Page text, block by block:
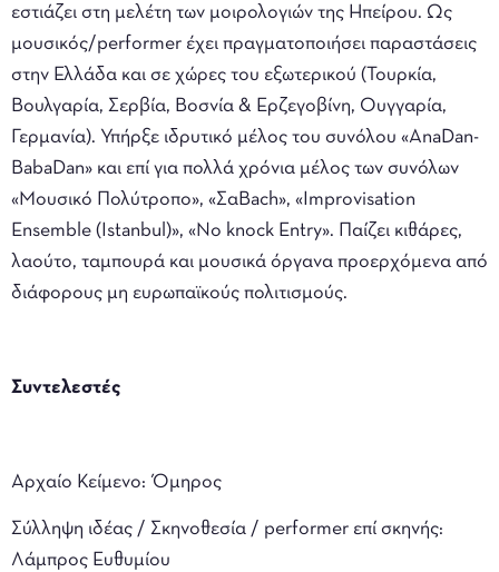
εστιάζει στη μελέτη των μοιρολογιών της Ηπείρου. Ως
μουσικός/performer έχει πραγματοποιήσει παραστάσεις
στην Ελλάδα και σε χώρες του εξωτερικού (Τουρκία,
Βουλγαρία, Σερβία, Βοσνία & Ερζεγοβίνη, Ουγγαρία,
Γερμανία). Υπήρξε ιδρυτικό μέλος του συνόλου «AnaDan-
BabaDan» και επί για πολλά χρόνια μέλος των συνόλων
«Μουσικό Πολύτροπο», «ΣαBach», «Improvisation
Ensemble (Istanbul)», «No knock Entry». Παίζει κιθάρες,
λαούτο, ταμπουρά και μουσικά όργανα προερχόμενα από
διάφορους μη ευρωπαϊκούς πολιτισμούς.
Συντελεστές
Αρχαίο Κείμενο: Όμηρος
Σύλληψη ιδέας / Σκηνοθεσία / performer επί σκηνής:
Λάμπρος Ευθυμίου